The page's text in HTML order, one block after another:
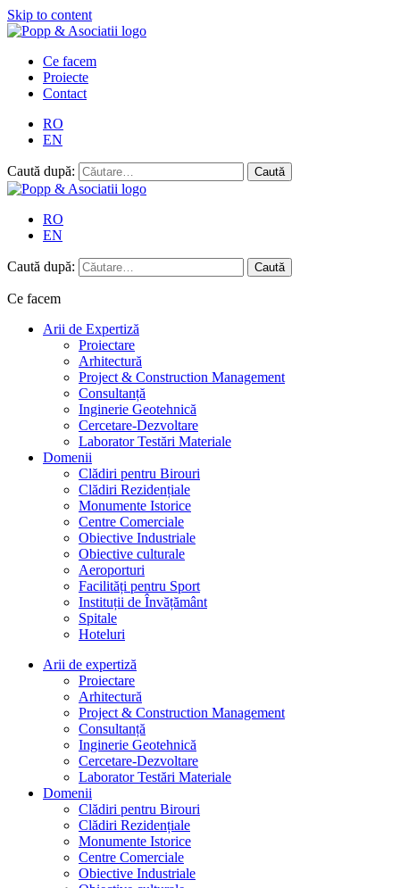
Skip to content
Ce facem
Proiecte
Contact
RO
EN
Caută după:
RO
EN
Caută după:
Ce facem
Arii de Expertiză
Proiectare
Arhitectură
Project & Construction Management
Consultanță
Inginerie Geotehnică
Cercetare-Dezvoltare
Laborator Testări Materiale
Domenii
Clădiri pentru Birouri
Clădiri Rezidențiale
Monumente Istorice
Centre Comerciale
Obiective Industriale
Obiective culturale
Aeroporturi
Facilități pentru Sport
Instituții de Învățământ
Spitale
Hoteluri
Arii de expertiză
Proiectare
Arhitectură
Project & Construction Management
Consultanță
Inginerie Geotehnică
Cercetare-Dezvoltare
Laborator Testări Materiale
Domenii
Clădiri pentru Birouri
Clădiri Rezidențiale
Monumente Istorice
Centre Comerciale
Obiective Industriale